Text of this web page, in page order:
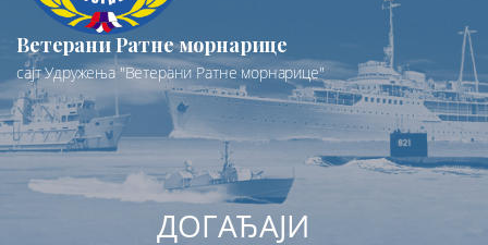
Ветерани Ратне морнарице
сајт Удружења "Ветерани Ратне морнарице"
ДОГАЂАЈИ